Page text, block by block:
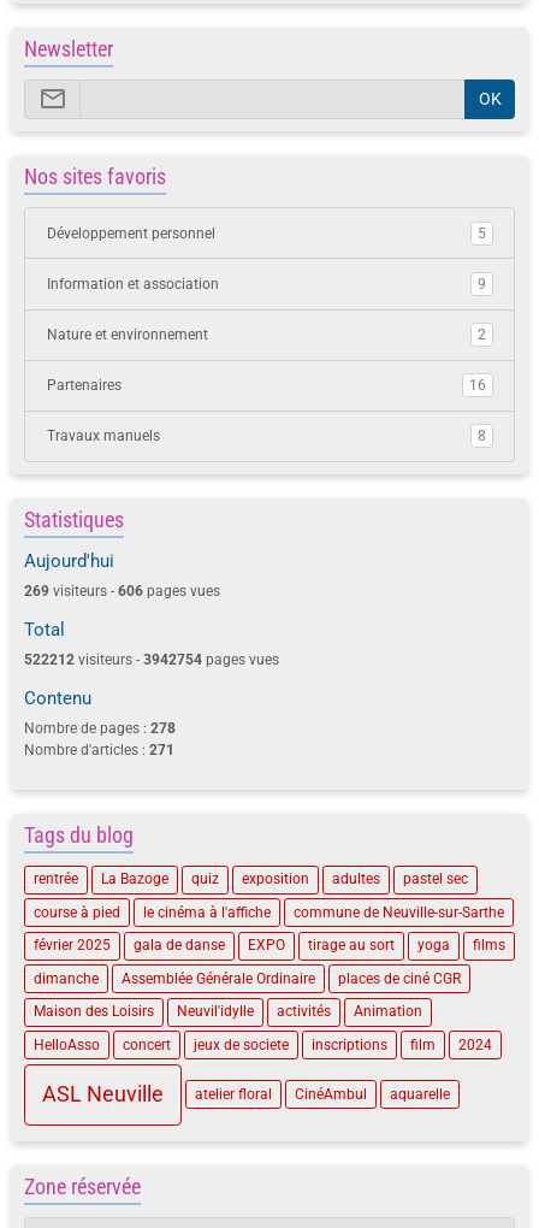
Newsletter
OK
Nos sites favoris
Développement personnel 5
Information et association 9
Nature et environnement 2
Partenaires 16
Travaux manuels 8
Statistiques
Aujourd'hui
269 visiteurs - 606 pages vues
Total
522212 visiteurs - 3942754 pages vues
Contenu
Nombre de pages : 278
Nombre d'articles : 271
Tags du blog
rentrée La Bazoge quiz exposition adultes
pastel sec
course à pied
le cinéma à l'affiche
commune de Neuville-sur-Sarthe
février 2025
gala de danse EXPO tirage au sort yoga
films
dimanche
Assemblée Générale Ordinaire
places de ciné CGR
Maison des Loisirs
Neuvil'idylle activités
Animation
HelloAsso
concert jeux de societe inscriptions film 2024
ASL Neuville atelier floral CinéAmbul aquarelle
Zone réservée